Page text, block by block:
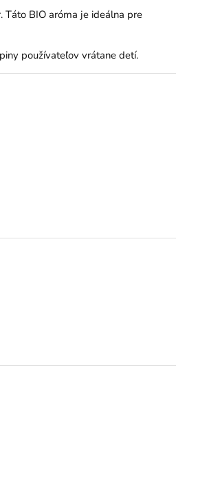
Táto BIO aróma je ideálna pre
používateľov vrátane detí.